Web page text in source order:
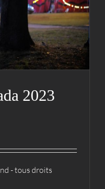
Photos Photos
2023
- tous droits